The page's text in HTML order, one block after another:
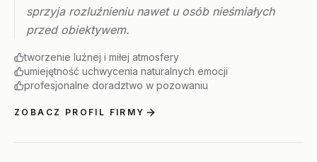
sprzyja rozluźnieniu nawet u osób nieśmiałych
przed obiektywem.
tworzenie luźnej i miłej atmosfery
umiejętność uchwycenia naturalnych emocji
profesjonalne doradztwo w pozowaniu
ZOBACZ PROFIL FIRMY